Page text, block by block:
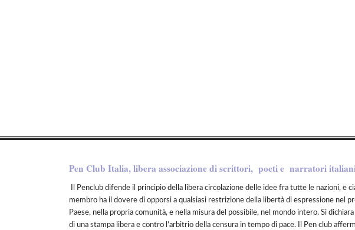
Pen Club Italia, libera associazione di scrittori, poeti e narratori
Il Penclub difende il principio della libera circolazione delle idee fra tutte le nazioni, e
membro ha il dovere di opporsi a qualsiasi restrizione della libertà di espressione nel
Paese, nella propria comunità, e nella misura del possibile, nel mondo intero. Si
di una stampa libera e contro l’arbitrio della censura in tempo di pace. Il Pen club